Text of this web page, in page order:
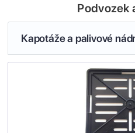
Podvozek
Kapotáže a palivové